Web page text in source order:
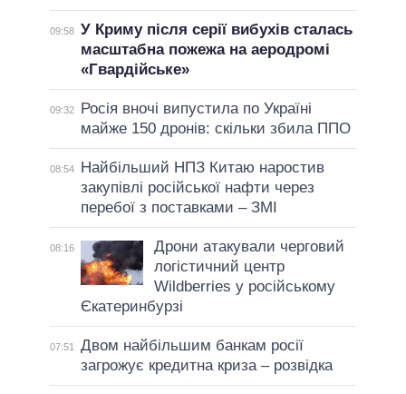
09:58 У Криму після серії вибухів сталась
масштабна пожежа на аеродромі
«Гвардійське»
09:32
Росія вночі випустила по Україні
майже 150 дронів: скільки збила ППО
08:54
Найбільший НПЗ Китаю наростив
закупівлі російської нафти через
перебої з поставками – ЗМІ
08:16
Дрони атакували черговий
логістичний центр
Wildberries у російському
Єкатеринбурзі
07:51
Двом найбільшим банкам росії
загрожує кредитна криза – розвідка